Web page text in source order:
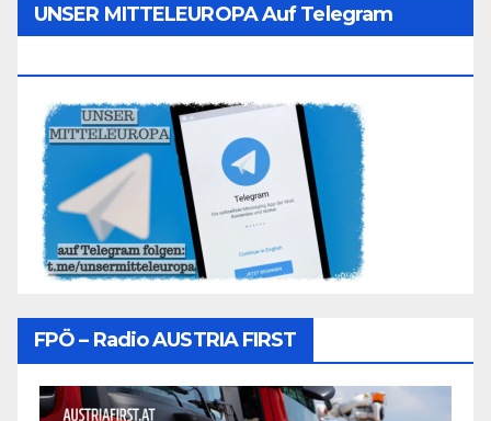
UNSER MITTELEUROPA Auf Telegram
FPÖ – Radio AUSTRIA FIRST